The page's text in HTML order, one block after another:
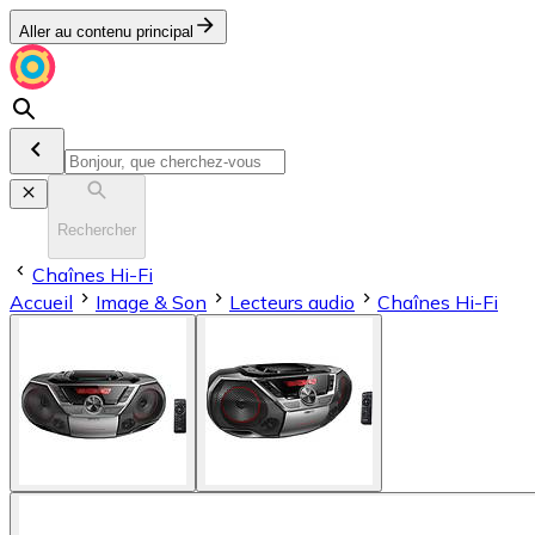
Aller au contenu principal
Rechercher
Chaînes Hi-Fi
Accueil
Image & Son Lecteurs audio Chaînes Hi-Fi